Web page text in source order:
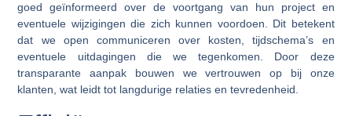
goed geïnformeerd over de voortgang van hun project en
eventuele wijzigingen die zich kunnen voordoen. Dit betekent
dat we open communiceren over kosten, tijdschema’s en
eventuele uitdagingen die we tegenkomen. Door deze
transparante aanpak bouwen we vertrouwen op bij onze
klanten, wat leidt tot langdurige relaties en tevredenheid.